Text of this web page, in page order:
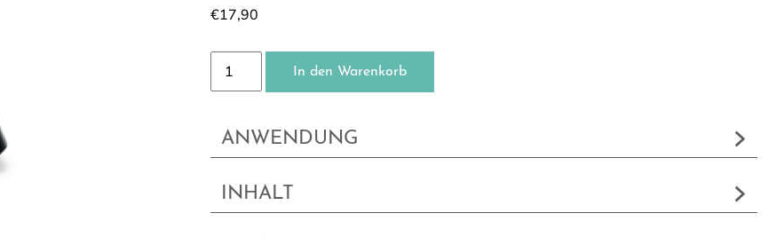
€17,90
Lippenschutzstift Menge
In den Warenkorb
ANWENDUNG
INHALT